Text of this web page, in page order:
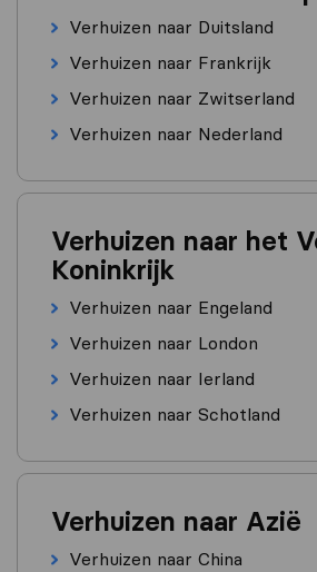
Verhuizen naar Duitsland
Verhuizen naar Frankrijk
Verhuizen naar Zwitserland
Verhuizen naar Nederland
Verhuizen naar het
Koninkrijk
Verhuizen naar Engeland
Verhuizen naar London
Verhuizen naar Ierland
Verhuizen naar Schotland
Verhuizen naar Azië
Verhuizen naar China